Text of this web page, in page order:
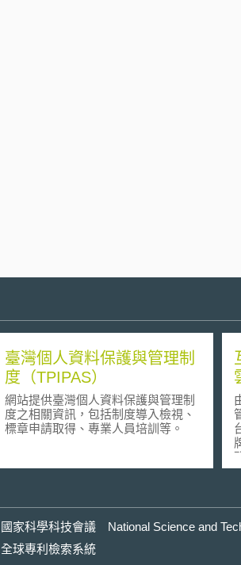
臺灣個人資料保護與管理制
度（TPIPAS）
網站提供臺灣個人資料保護與管理制
度之相關資訊，包括制度導入檢視、
標章申請取得、專業人員培訓等。
國家科學科技會議 National Science and
全球專利檢索系統